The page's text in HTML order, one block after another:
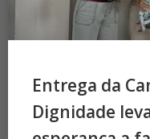
Entrega da
Dignidade